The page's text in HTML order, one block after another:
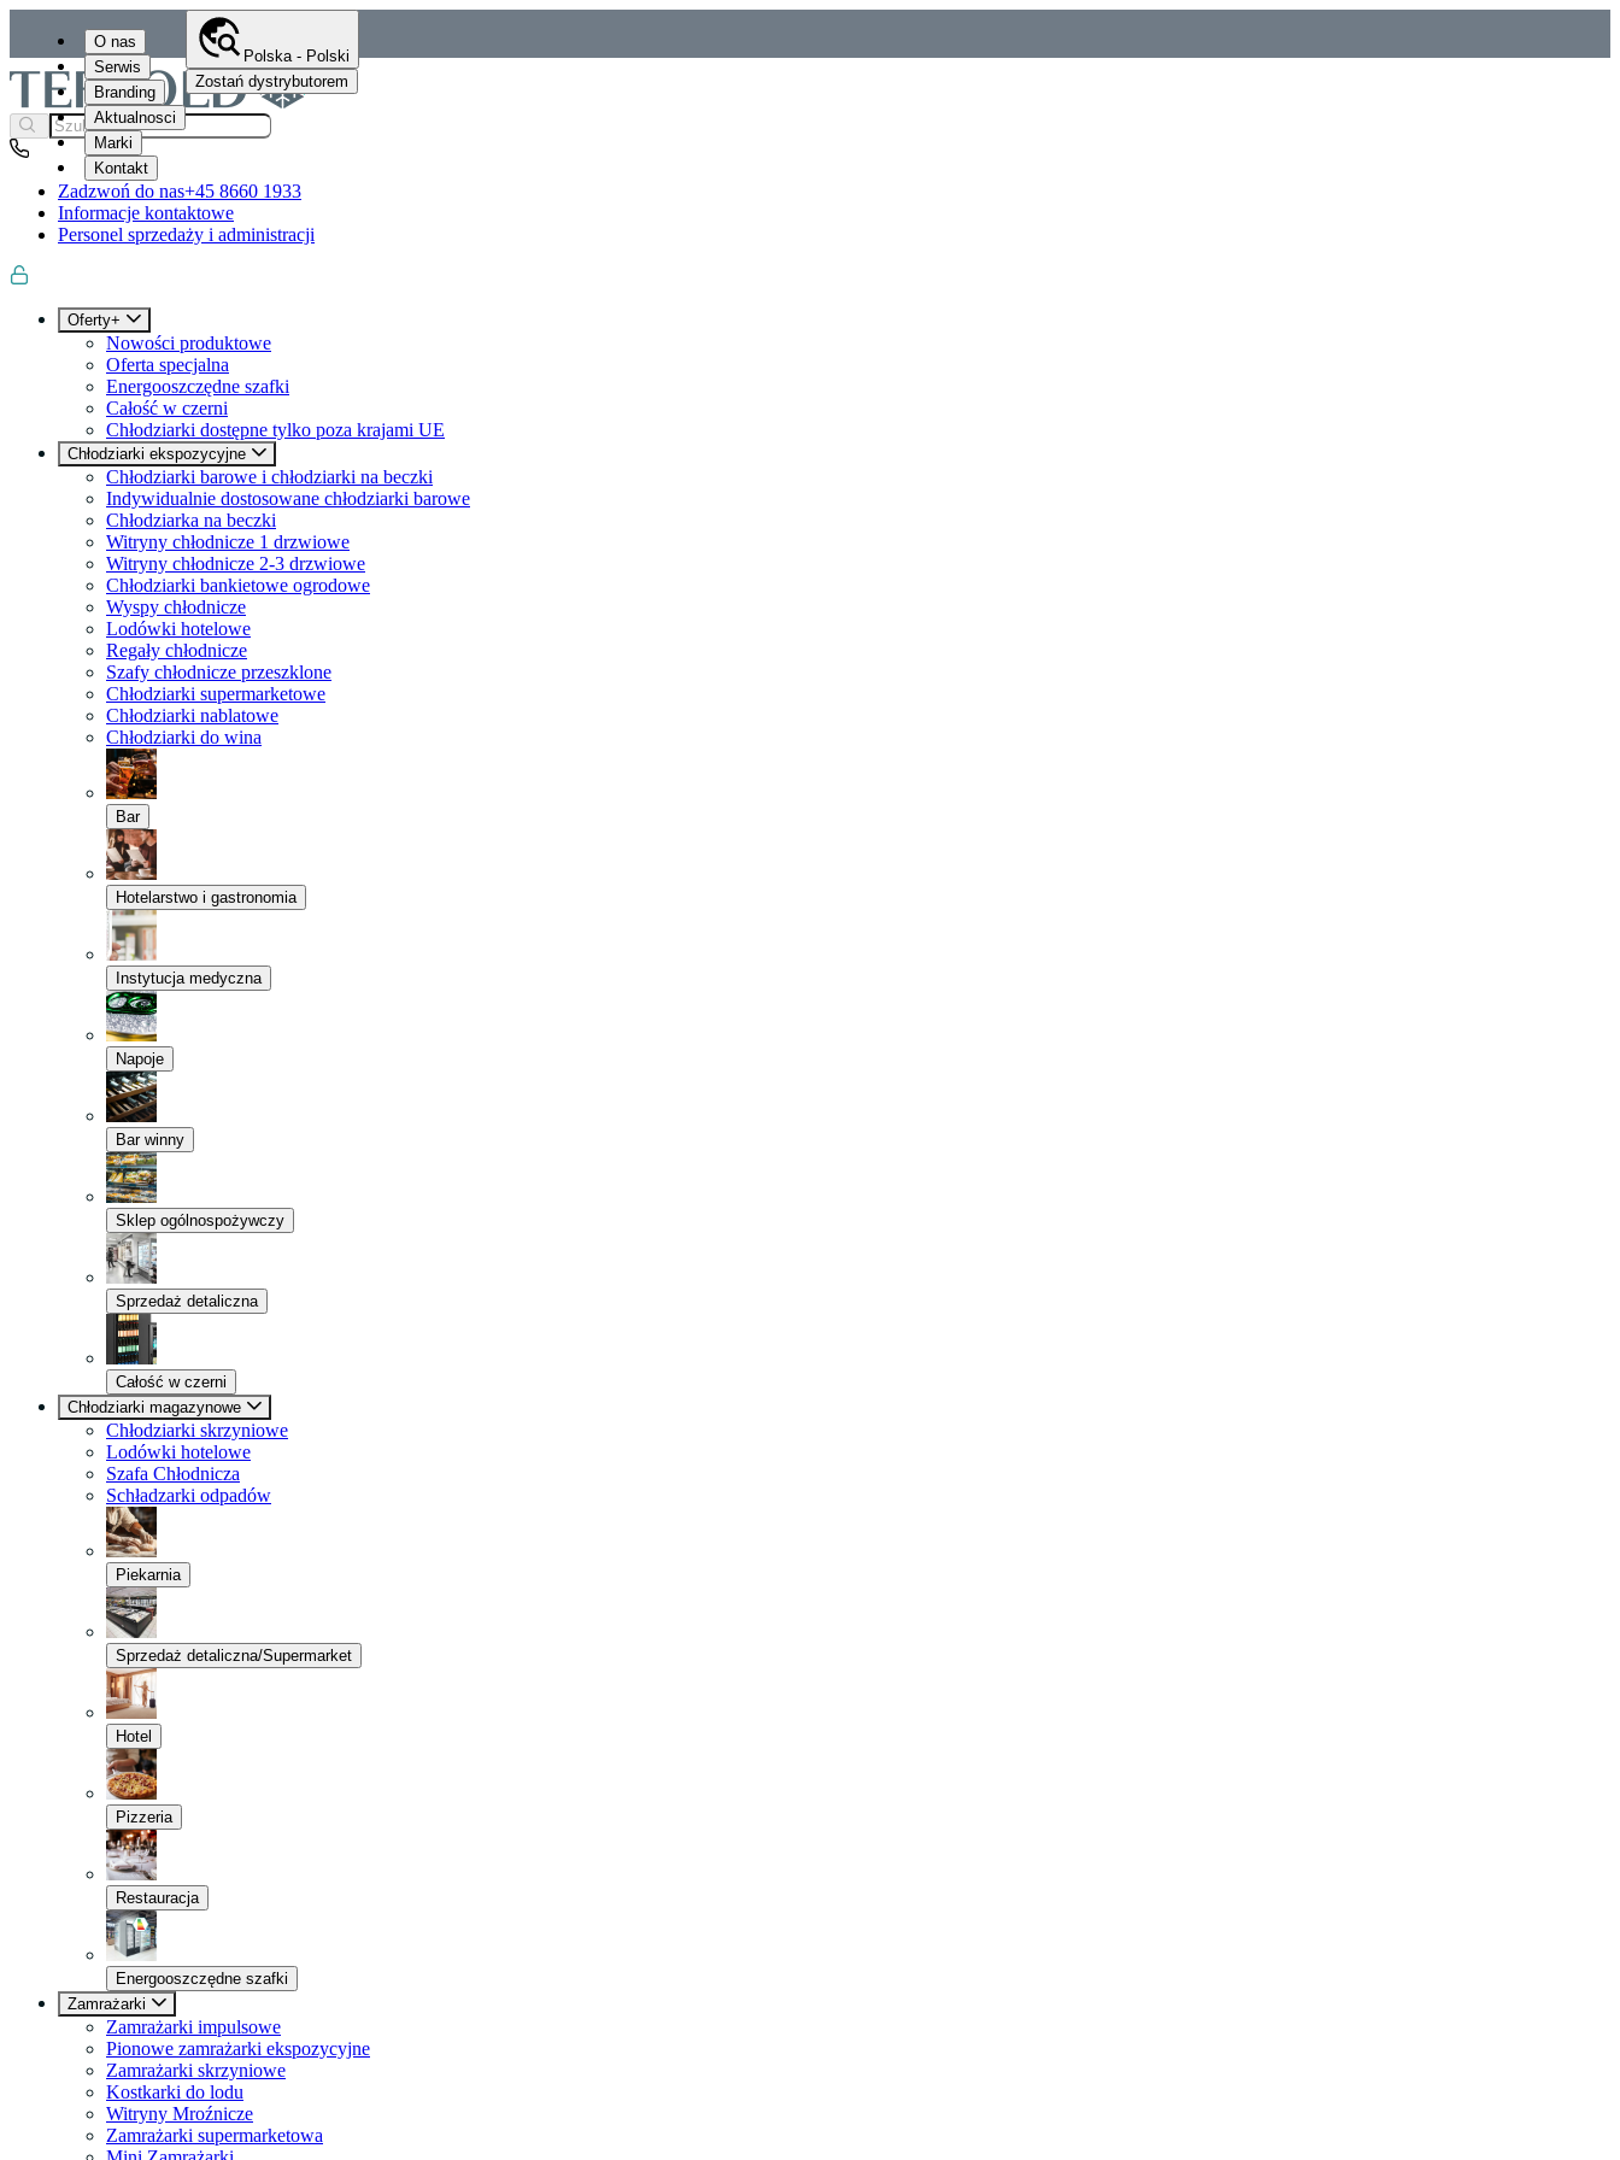
O nas
Serwis
Branding
Aktualnosci
Marki
Kontakt
Polska - Polski
Zostań dystrybutorem
Zadzwoń do nas+45 8660 1933
Informacje kontaktowe
Personel sprzedaży i administracji
Oferty+
Nowości produktowe
Oferta specjalna
Energooszczędne szafki
Całość w czerni
Chłodziarki dostępne tylko poza krajami UE
Chłodziarki ekspozycyjne
Chłodziarki barowe i chłodziarki na beczki
Indywidualnie dostosowane chłodziarki barowe
Chłodziarka na beczki
Witryny chłodnicze 1 drzwiowe
Witryny chłodnicze 2-3 drzwiowe
Chłodziarki bankietowe ogrodowe
Wyspy chłodnicze
Lodówki hotelowe
Regały chłodnicze
Szafy chłodnicze przeszklone
Chłodziarki supermarketowe
Chłodziarki nablatowe
Chłodziarki do wina
Bar
Hotelarstwo i gastronomia
Instytucja medyczna
Napoje
Bar winny
Sklep ogólnospożywczy
Sprzedaż detaliczna
Całość w czerni
Chłodziarki magazynowe
Chłodziarki skrzyniowe
Lodówki hotelowe
Szafa Chłodnicza
Schładzarki odpadów
Piekarnia
Sprzedaż detaliczna/Supermarket
Hotel
Pizzeria
Restauracja
Energooszczędne szafki
Zamrażarki
Zamrażarki impulsowe
Pionowe zamrażarki ekspozycyjne
Zamrażarki skrzyniowe
Kostkarki do lodu
Witryny Mroźnicze
Zamrażarki supermarketowa